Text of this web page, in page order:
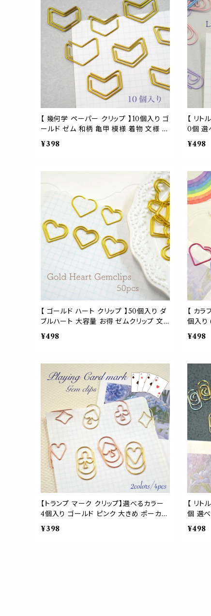
【 幾何学 ペーパー クリップ 】10個入り ゴ
ールド ゼム 和柄 亀甲 模様 着物 文様 縁
起 文房具 アイテム オフィス シンボル 図
絵 形 ハート ステーショナリー 伝統 古風
¥398
【 リ
0個 選
ー アイ
ッピン
バイン
¥498
【 ゴールド ハート クリップ 】50個入り ダ
ブルハート 大容量 お得 ゼムクリップ 文
房具 事務用品 オフィス用品 メッセージカ
ード プロフィールブック 手紙 ラッピング
イン 勉強 資料 バインダー 結婚式 ブライ
ダル パーティー イベント
¥498
【 カ
個入り
得 ダブ
務用品
ン ポ
チー
パウ
¥498
【トランプ マーク クリップ】選べるカラー
4個入り ゴールド ピンク 大きめ ポーカー
スペード ダイヤ ハート クラブ クローバー
カードゲーム ゼムクリップ 文房具 事務用
¥398
【 リ
個 選
クリッ
性 ル
¥498